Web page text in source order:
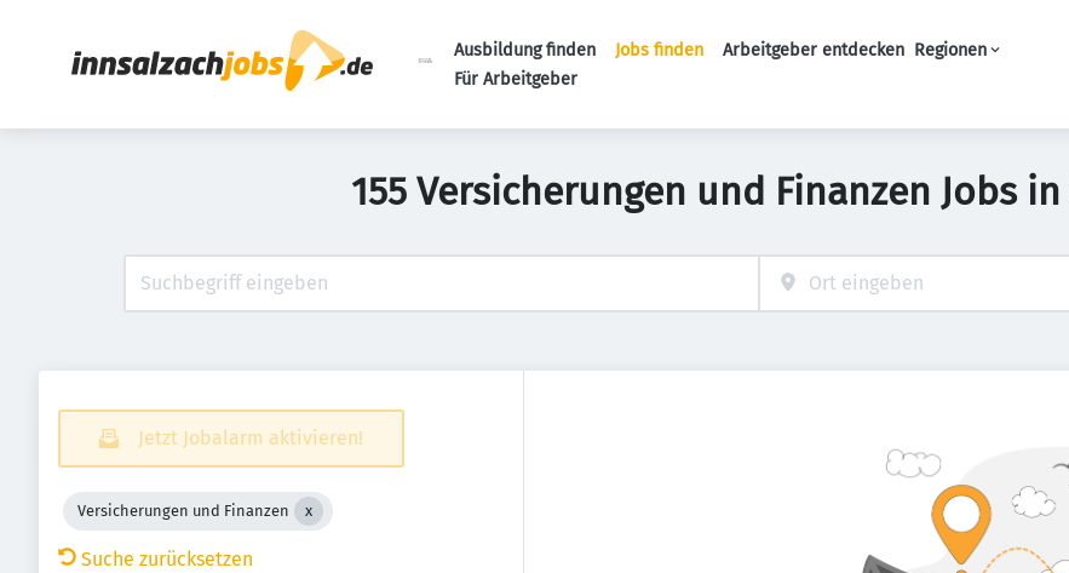
Ausbildung finden Jobs finden Arbeitgeber entdecken Regionen
Für Arbeitgeber
155 Versicherungen und Finanzen Jobs
Jetzt Jobalarm aktivieren!
Versicherungen und Finanzen
Suche zurücksetzen